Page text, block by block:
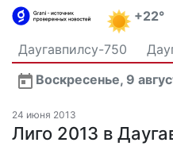
+22°
Даугавпилсу-750
Латвия
Политика
Общество
Воскресенье, 9
Новости Даугавпилса
Транспорт
В мире
24 июня 2013
Лиго 2013 в